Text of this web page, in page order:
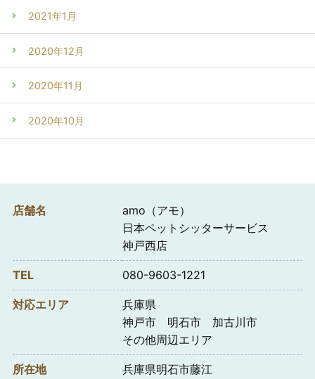
2021年1月
2020年12月
2020年11月
2020年10月
店舗名
amo（アモ）
日本ペットシッターサービス
神戸西店
TEL 080-9603-1221
対応エリア
兵庫県
神戸市 明石市 加古川市
その他周辺エリア
所在地
兵庫県明石市藤江